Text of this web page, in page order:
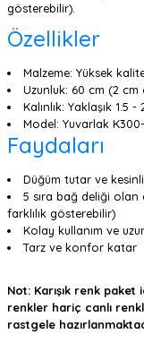
gösterebilir).
Özellikler
Malzeme: Yüksek
Uzunluk: 60 cm (2
Kalınlık: Yaklaşık 1.5 -
Model: Yuvarlak
Faydaları
Düğüm tutar ve
5 sıra bağ deliği olan
farklılık gösterebilir)
Kolay kullanım ve
Tarz ve konfor katar
Not: Karışık renk
renkler hariç canlı
rastgele